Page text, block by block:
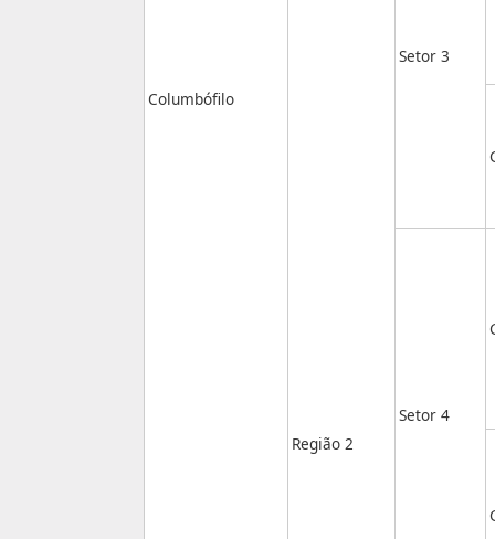
Columbófilo
Região 2
Setor 3
Setor 4